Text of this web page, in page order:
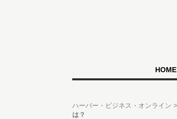
HOME
ハーバー・ビジネス・オンライン
は？